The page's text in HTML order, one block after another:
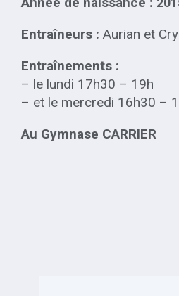
Entraîneurs : Aurian et
Entraînements :
– le lundi 17h30 – 19h
– et le mercredi 16h30 –
Au Gymnase CARRIER